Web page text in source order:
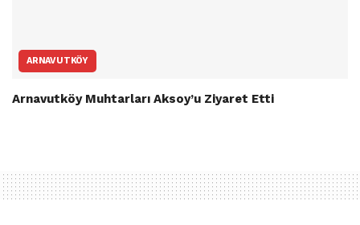
ARNAVUTKÖY
Arnavutköy Muhtarları Aksoy’u Ziyaret Etti